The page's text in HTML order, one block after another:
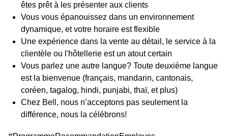
êtes prêt à les présenter aux clients
Vous vous épanouissez dans un environnement
dynamique, et votre horaire est flexible
Une expérience dans la vente au détail, le service à la
clientèle ou l'hôtellerie est un atout certain
Vous parlez une autre langue? Toute deuxième langue
est la bienvenue (français, mandarin, cantonais,
coréen, tagalog, hindi, punjabi, thaï, et plus)
Chez Bell, nous n’acceptons pas seulement la
différence, nous la célébrons!